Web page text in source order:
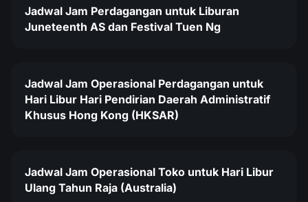
Jadwal Jam Perdagangan untuk Liburan
Juneteenth AS dan Festival Tuen Ng
Jadwal Jam Operasional Perdagangan untuk
Hari Libur Hari Pendirian Daerah Administratif
Khusus Hong Kong (HKSAR)
Jadwal Jam Operasional Toko untuk Hari Libur
Ulang Tahun Raja (Australia)